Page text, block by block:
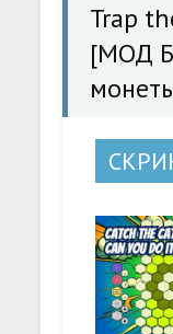
Trap
[МОД